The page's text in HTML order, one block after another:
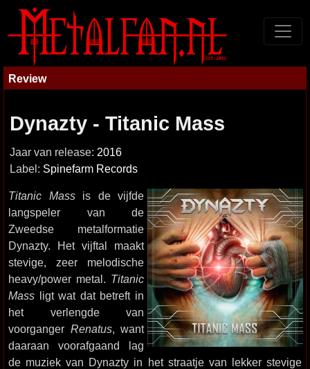
Review
Dynazty - Titanic Mass
Jaar van release: 2016
Label: Spinefarm Records
Titanic Massis de vijfde
langspeler van de
Zweedse metalformatie
Dynazty. Het vijftal maakt
stevige, zeer melodische
heavy/power metal. Titanic
Mass ligt wat dat betreft in
het verlengde van
voorganger Renatus, want
daaraan voorafgaand lag
de muziek van Dynazty in het straatje van lekker stevige